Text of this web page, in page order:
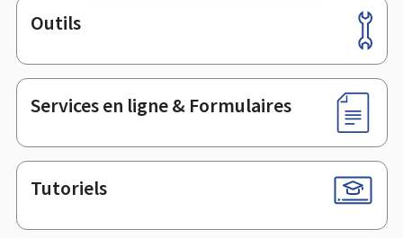
Pied
de
page
Outils
Services en ligne & Formulaires
Tutoriels